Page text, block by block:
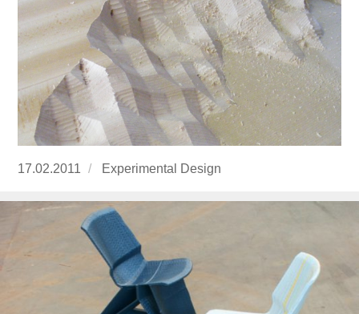
Publicado
17.02.2011 https://www.experimenta.es/author/
Experimental Design